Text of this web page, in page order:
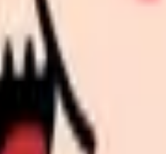
理してもらうだけでも判断し